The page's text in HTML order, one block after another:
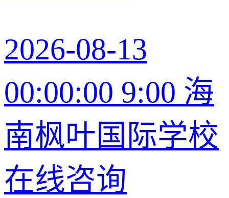
2026-08-13
00:00:00 9:00 海
南枫叶国际学校
在线咨询